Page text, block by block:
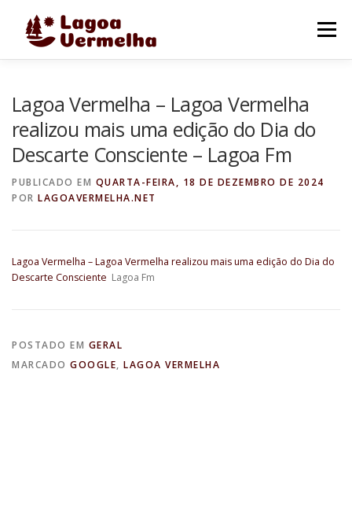
Menu
FALE CONOSCO
Lagoa Vermelha – Lagoa Vermelha
realizou mais uma edição do Dia do
Descarte Consciente – Lagoa Fm
PUBLICADO EM QUARTA-FEIRA, 18 DE DEZEMBRO DE 2024
POR LAGOAVERMELHA.NET
Lagoa Vermelha – Lagoa Vermelha realizou mais uma edição do Dia do
Descarte Consciente Lagoa Fm
POSTADO EM GERAL
MARCADO GOOGLE, LAGOA VERMELHA